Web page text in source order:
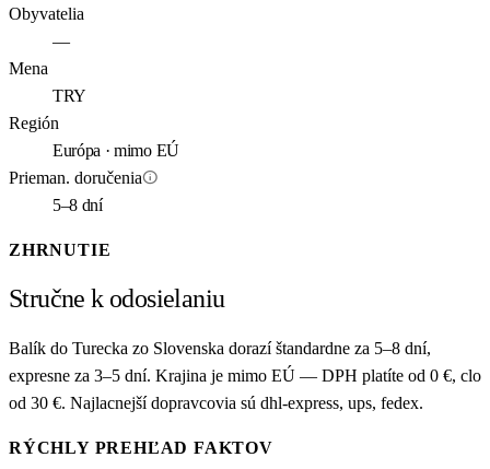
Obyvatelia
—
Mena
TRY
Región
Európa · mimo EÚ
Prieman. doručeniainfo
5–8 dní
ZHRNUTIE
Stručne k odosielaniu
Balík do Turecka zo Slovenska dorazí štandardne za 5–8 dní,
expresne za 3–5 dní. Krajina je mimo EÚ — DPH platíte od 0 €, clo
od 30 €. Najlacnejší dopravcovia sú dhl-express, ups, fedex.
RÝCHLY PREHĽAD FAKTOV